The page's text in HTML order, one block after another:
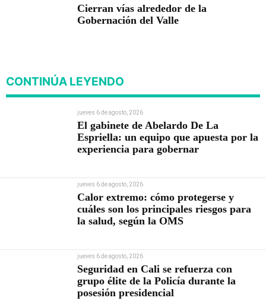
Cierran vías alrededor de la
Gobernación del Valle
CONTINÚA LEYENDO
jueves 6 de agosto, 2026
El gabinete de Abelardo De La
Espriella: un equipo que apuesta por la
experiencia para gobernar
jueves 6 de agosto, 2026
Calor extremo: cómo protegerse y
cuáles son los principales riesgos para
la salud, según la OMS
jueves 6 de agosto, 2026
Seguridad en Cali se refuerza con
grupo élite de la Policía durante la
posesión presidencial